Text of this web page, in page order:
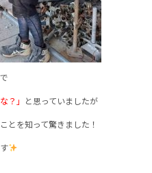
？」 と思っていましたが
とを知って驚きました！